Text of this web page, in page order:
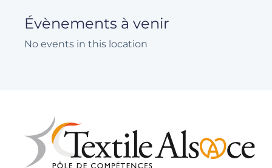
Évènements à venir
No events in this location